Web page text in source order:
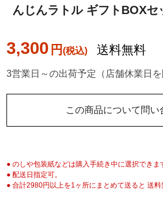
んじんラトル ギフトBOXセ
3,300 円 送料無料
3営業日～の出荷予定（店舗休業日を
この商品について問い
● のしや包装紙などは購入手続き中に選択できま
● 配送日指定可。
● 合計2980円以上を1ヶ所にまとめて送ると 送料